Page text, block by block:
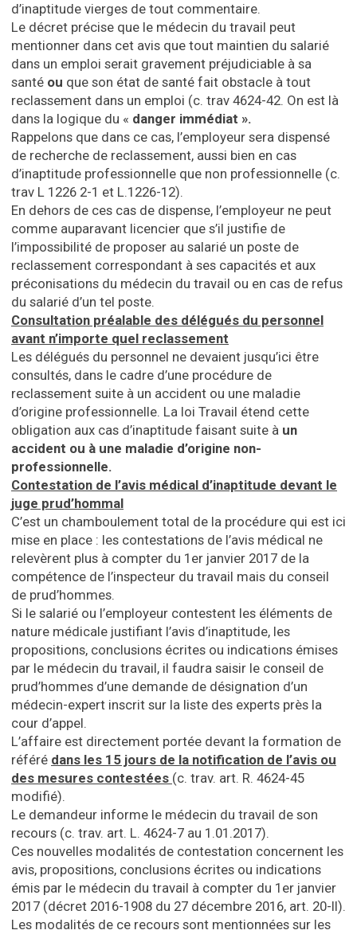
d’inaptitude vierges de tout commentaire.
Le décret précise que le médecin du travail peut
mentionner dans cet avis que tout maintien du salarié
dans un emploi serait gravement préjudiciable à sa
santé ou que son état de santé fait obstacle à tout
reclassement dans un emploi (c. trav 4624-42. On est là
dans la logique du « danger immédiat ».
Rappelons que dans ce cas, l’employeur sera dispensé
de recherche de reclassement, aussi bien en cas
d’inaptitude professionnelle que non professionnelle (c.
trav L 1226 2-1 et L.1226-12).
En dehors de ces cas de dispense, l’employeur ne peut
comme auparavant licencier que s’il justifie de
l’impossibilité de proposer au salarié un poste de
reclassement correspondant à ses capacités et aux
préconisations du médecin du travail ou en cas de refus
du salarié d’un tel poste.
Consultation préalable des délégués du personnel
avant n’importe quel reclassement
Les délégués du personnel ne devaient jusqu’ici être
consultés, dans le cadre d’une procédure de
reclassement suite à un accident ou une maladie
d’origine professionnelle. La loi Travail étend cette
obligation aux cas d’inaptitude faisant suite à un
accident ou à une maladie d’origine non-
professionnelle.
Contestation de l’avis médical d’inaptitude devant le
juge prud’hommal
C’est un chamboulement total de la procédure qui est ici
mise en place : les contestations de l’avis médical ne
relevèrent plus à compter du 1er janvier 2017 de la
compétence de l’inspecteur du travail mais du conseil
de prud’hommes.
Si le salarié ou l’employeur contestent les éléments de
nature médicale justifiant l’avis d’inaptitude, les
propositions, conclusions écrites ou indications émises
par le médecin du travail, il faudra saisir le conseil de
prud’hommes d’une demande de désignation d’un
médecin-expert inscrit sur la liste des experts près la
cour d’appel.
L’affaire est directement portée devant la formation de
référé dans les 15 jours de la notification de l’avis ou
des mesures contestées (c. trav. art. R. 4624-45
modifié).
Le demandeur informe le médecin du travail de son
recours (c. trav. art. L. 4624-7 au 1.01.2017).
Ces nouvelles modalités de contestation concernent les
avis, propositions, conclusions écrites ou indications
émis par le médecin du travail à compter du 1er janvier
2017 (décret 2016-1908 du 27 décembre 2016, art. 20-II).
Les modalités de ce recours sont mentionnées sur les